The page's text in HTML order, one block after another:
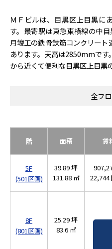
ＭＦビルは、目黒区上目黒に
す。最寄駅は東急東横線の中
月竣工の鉄骨鉄筋コンクリー
あります。天高は2850mmです
から近くて便利な目黒区上目黒
全フ
階 面積 賃
5F
(501区画)
39.89 坪
131.88 ㎡
22,744
8F
(801区画)
25.29 坪
83.6 ㎡